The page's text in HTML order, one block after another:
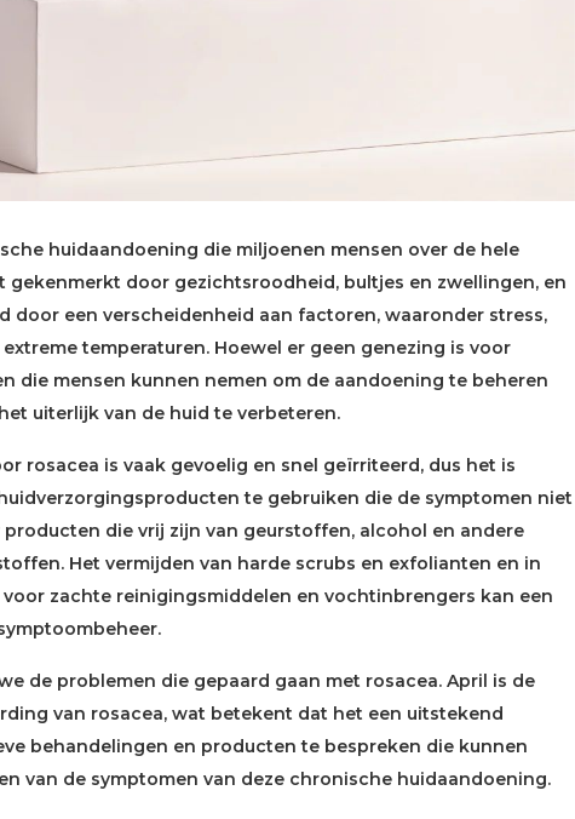
huidaandoening die miljoenen mensen over de hele
gekenmerkt door gezichtsroodheid, bultjes en zwellingen, en
door een verscheidenheid aan factoren, waaronder stress,
temperaturen. Hoewel er geen genezing is voor
die mensen kunnen nemen om de aandoening te beheren
uiterlijk van de huid te verbeteren.
rosacea is vaak gevoelig en snel geïrriteerd, dus het is
te gebruiken die de symptomen niet
producten die vrij zijn van geurstoffen, alcohol en andere
Het vermijden van harde scrubs en exfolianten en in
zachte reinigingsmiddelen en vochtinbrengers kan een
de problemen die gepaard gaan met rosacea. April is de
van rosacea, wat betekent dat het een uitstekend
behandelingen en producten te bespreken die kunnen
van de symptomen van deze chronische huidaandoening.